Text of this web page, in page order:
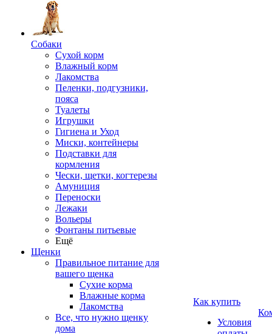
Собаки
Сухой корм
Влажный корм
Лакомства
Пеленки, подгузники,
пояса
Туалеты
Игрушки
Гигиена и Уход
Миски, контейнеры
Подставки для
кормления
Чески, щетки, когтерезы
Амуниция
Переноски
Лежаки
Вольеры
Фонтаны питьевые
Ещё
Щенки
Правильное питание для
вашего щенка
Сухие корма
Влажные корма
Лакомства
Все, что нужно щенку
дома
Как купить
Условия